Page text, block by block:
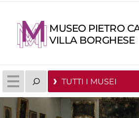
MUSEO PIETRO
VILLA BORGHESE
TUTTI I MUSEI